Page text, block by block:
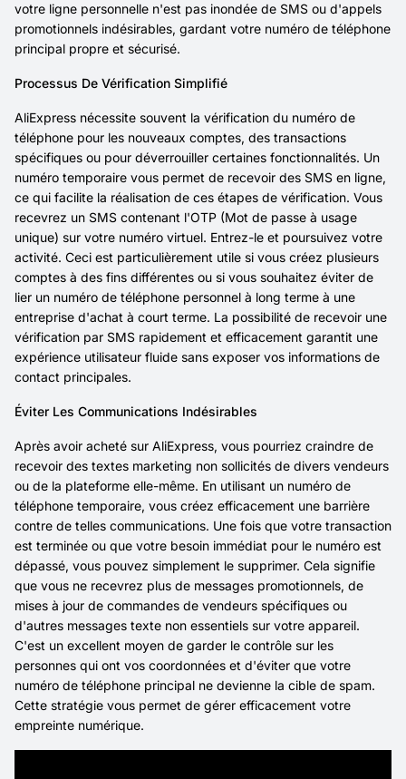
votre ligne personnelle n'est pas inondée de SMS ou d'appels
promotionnels indésirables, gardant votre numéro de téléphone
principal propre et sécurisé.
Processus De Vérification Simplifié
AliExpress nécessite souvent la vérification du numéro de
téléphone pour les nouveaux comptes, des transactions
spécifiques ou pour déverrouiller certaines fonctionnalités. Un
numéro temporaire vous permet de recevoir des SMS en ligne,
ce qui facilite la réalisation de ces étapes de vérification. Vous
recevrez un SMS contenant l'OTP (Mot de passe à usage
unique) sur votre numéro virtuel. Entrez-le et poursuivez votre
activité. Ceci est particulièrement utile si vous créez plusieurs
comptes à des fins différentes ou si vous souhaitez éviter de
lier un numéro de téléphone personnel à long terme à une
entreprise d'achat à court terme. La possibilité de recevoir une
vérification par SMS rapidement et efficacement garantit une
expérience utilisateur fluide sans exposer vos informations de
contact principales.
Éviter Les Communications Indésirables
Après avoir acheté sur AliExpress, vous pourriez craindre de
recevoir des textes marketing non sollicités de divers vendeurs
ou de la plateforme elle-même. En utilisant un numéro de
téléphone temporaire, vous créez efficacement une barrière
contre de telles communications. Une fois que votre transaction
est terminée ou que votre besoin immédiat pour le numéro est
dépassé, vous pouvez simplement le supprimer. Cela signifie
que vous ne recevrez plus de messages promotionnels, de
mises à jour de commandes de vendeurs spécifiques ou
d'autres messages texte non essentiels sur votre appareil.
C'est un excellent moyen de garder le contrôle sur les
personnes qui ont vos coordonnées et d'éviter que votre
numéro de téléphone principal ne devienne la cible de spam.
Cette stratégie vous permet de gérer efficacement votre
empreinte numérique.